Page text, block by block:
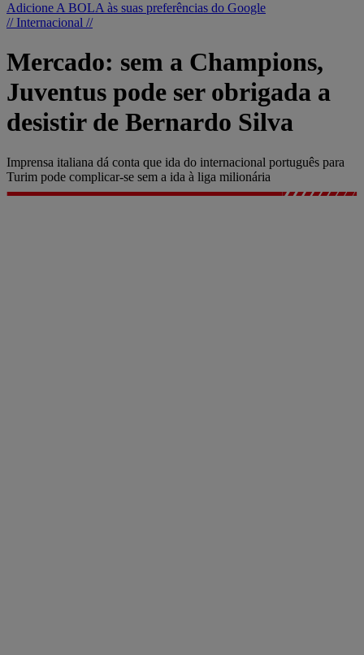
Adicione A BOLA às suas preferências do Google
// Internacional //
Mercado: sem a Champions,
Juventus pode ser obrigada a
desistir de Bernardo Silva
Imprensa italiana dá conta que ida do internacional português para
Turim pode complicar-se sem a ida à liga milionária